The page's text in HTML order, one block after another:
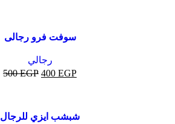
سوفت فرو رجالى
رجالي
500EGP 400 EGP
شبشب ايزي للرجال